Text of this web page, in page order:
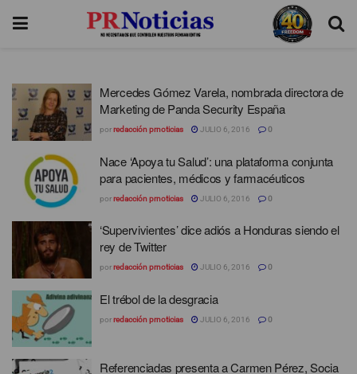
Mercedes Gómez Varela, nombrada directora de
Marketing de Panda Security España
porredacción prnoticias JULIO 6, 2016 0
Nace ‘Apoya tu Salud’: una plataforma conjunta
para pacientes, médicos y farmacéuticos
porredacción prnoticias JULIO 6, 2016 0
‘Supervivientes’ dice adiós a Honduras siendo el
rey de Twitter
porredacción prnoticias JULIO 6, 2016 0
El trébol de la desgracia
porredacción prnoticias JULIO 6, 2016 0
Referenciadas presenta a Carmen Pérez, Socia